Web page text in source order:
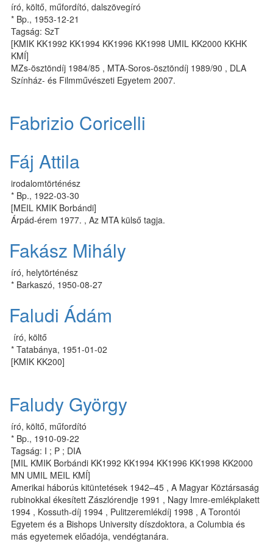
író, költő, műfordító, dalszövegíró
* Bp., 1953-12-21
Tagság: SzT
[KMIK KK1992 KK1994 KK1996 KK1998 UMIL KK2000 KKHK
KMÍ]
MZs-ösztöndíj 1984/85 , MTA-Soros-ösztöndíj 1989/90 , DLA
Színház- és Filmművészeti Egyetem 2007.
Fabrizio Coricelli
Fáj Attila
irodalomtörténész
* Bp., 1922-03-30
[MEIL KMIK Borbándi]
Árpád-érem 1977. , Az MTA külső tagja.
Fakász Mihály
író, helytörténész
* Barkaszó, 1950-08-27
Faludi Ádám
író, költő
* Tatabánya, 1951-01-02
[KMIK KK200]
Faludy György
író, költő, műfordító
* Bp., 1910-09-22
Tagság: I ; P ; DIA
[MIL KMIK Borbándi KK1992 KK1994 KK1996 KK1998 KK2000
MN UMIL MEIL KMÍ]
Amerikai háborús kitüntetések 1942–45 , A Magyar Köztársaság
rubinokkal ékesített Zászlórendje 1991 , Nagy Imre-emlékplakett
1994 , Kossuth-díj 1994 , Pulitzeremlékdíj 1998 , A Torontói
Egyetem és a Bishops University díszdoktora, a Columbia és
más egyetemek előadója, vendégtanára.